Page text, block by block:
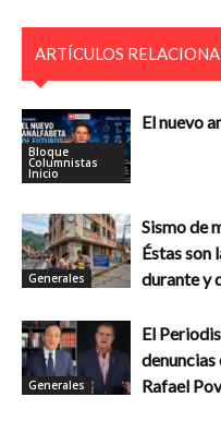
ARTÍCULOS
Bloque
Columnistas
Inicio
El nuevo
Generales
Sismo de
Éstas son
durante y
Generales
El
Rafael